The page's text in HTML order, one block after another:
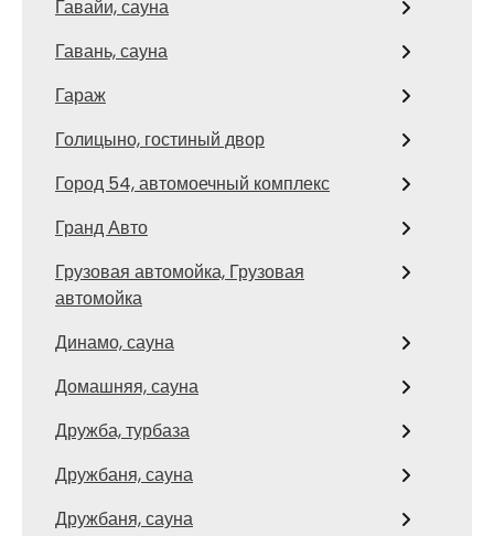
Гавайи, сауна
Гавань, сауна
Гараж
Голицыно, гостиный двор
Город 54, автомоечный комплекс
Гранд Авто
Грузовая автомойка, Грузовая
автомойка
Динамо, сауна
Домашняя, сауна
Дружба, турбаза
Дружбаня, сауна
Дружбаня, сауна